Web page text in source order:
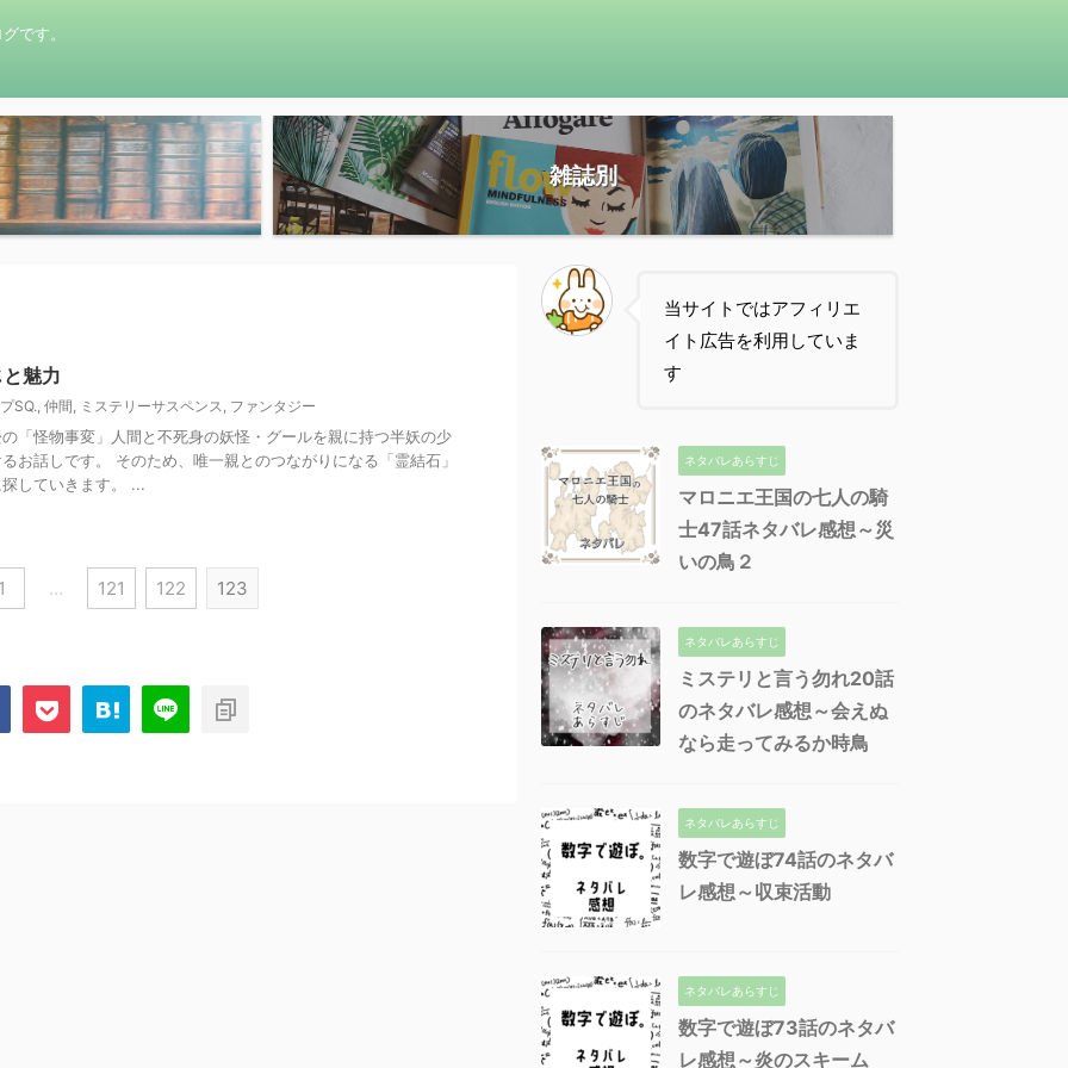
です。
雑誌別
魅力
SQ., 仲間, ミステリーサスペンス, ファンタジー
「怪物事変」人間と不死身の妖怪・グールを親に持つ半妖の少
お話しです。 そのため、唯一親とのつながりになる「霊結石」
していきます。 ...
1 … 121 122 123
当サイトではアフィリエ
イト広告を利用していま
す
ネタバレあらすじ
マロニエ王国の七人の騎
士47話ネタバレ感想～災
いの鳥２
ネタバレあらすじ
ミステリと言う勿れ20話
のネタバレ感想～会えぬ
なら走ってみるか時鳥
ネタバレあらすじ
数字で遊ぼ74話のネタバ
レ感想～収束活動
ネタバレあらすじ
数字で遊ぼ73話のネタバ
レ感想～炎のスキーム